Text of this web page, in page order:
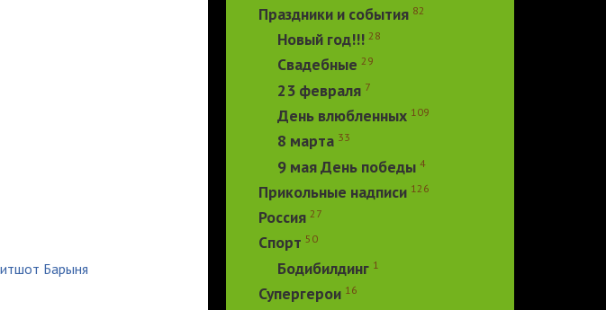
Праздники и события 82
Новый год!!! 28
Свадебные 29
23 февраля 7
День влюбленных 109
8 марта 33
9 мая День победы 4
Прикольные надписи 126
Россия 27
Спорт 50
Бодибилдинг 1
Супергерои 16